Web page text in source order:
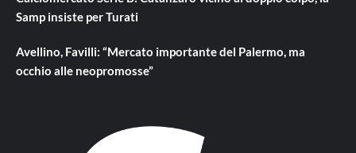
Samp insiste per Turati
Avellino, Favilli: “Mercato importante del Palermo, ma
occhio alle neopromosse”